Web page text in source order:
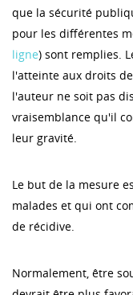
que la sécurité
pour les différentes
ligne) sont remplies.
l'atteinte aux droits
l'auteur ne soit pas
vraisemblance qu'il
leur gravité.
Le but de la mesure
malades et qui ont
de récidive.
Normalement, être